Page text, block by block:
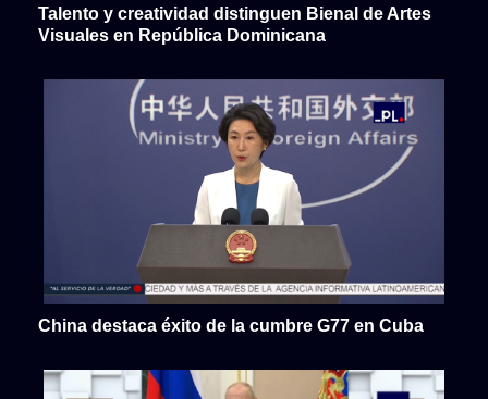
Talento y creatividad distinguen Bienal de Artes
Visuales en República Dominicana
China destaca éxito de la cumbre G77 en Cuba